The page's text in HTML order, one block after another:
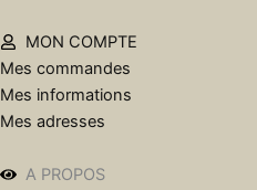
MON COMPTE
Mes commandes
Mes informations
Mes adresses
A PROPOS